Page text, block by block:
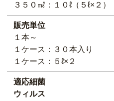
３５０㎖：１０ℓ（５ℓ×２）
販売単位
１本～
１ケース：３０本入り
１ケース：５ℓ×２
適応細菌
ウィルス